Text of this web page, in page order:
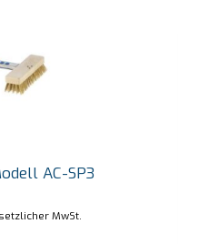
AC-SP3
MwSt.